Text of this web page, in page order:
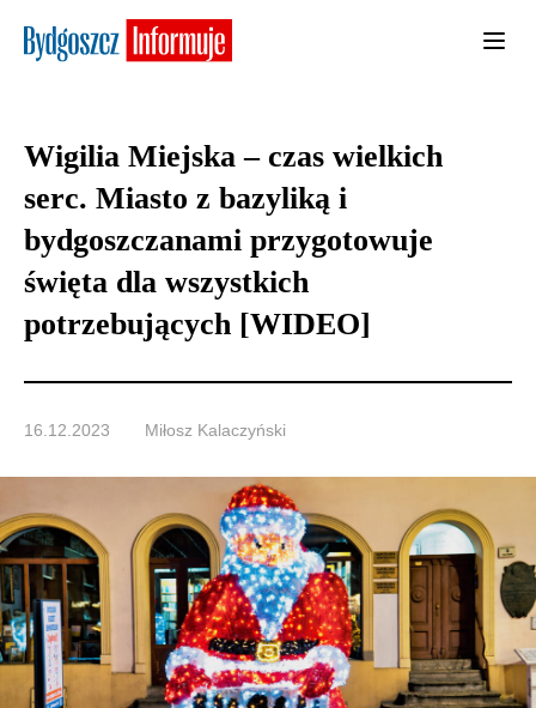
Wigilia Miejska – czas wielkich
serc. Miasto z bazyliką i
bydgoszczanami przygotowuje
święta dla wszystkich
potrzebujących [WIDEO]
16.12.2023 Miłosz Kalaczyński